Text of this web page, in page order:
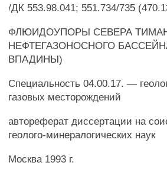
/ДК 553.98.041; 551.734/735
ФЛЮИДОУПОРЫ СЕВЕРА
НЕФТЕГАЗОНОСНОГО
ВПАДИНЫ)
Специальность 04.00.17. —
газовых месторождений
автореферат диссертации на
геолого-минералогических наук
Москва 1993 г.